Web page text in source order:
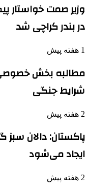
وزیر صمت خواستار
در بندر کراچی شد
1 هفته پیش
مطالبه بخش خصوصی
شرایط جنگی
2 هفته پیش
پاکستان: دالان سبز
ایجاد می‌شود
2 هفته پیش